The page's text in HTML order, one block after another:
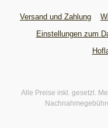
Versand und Zahlung
Einstellungen zum
Alle Preise inkl. gesetzl.